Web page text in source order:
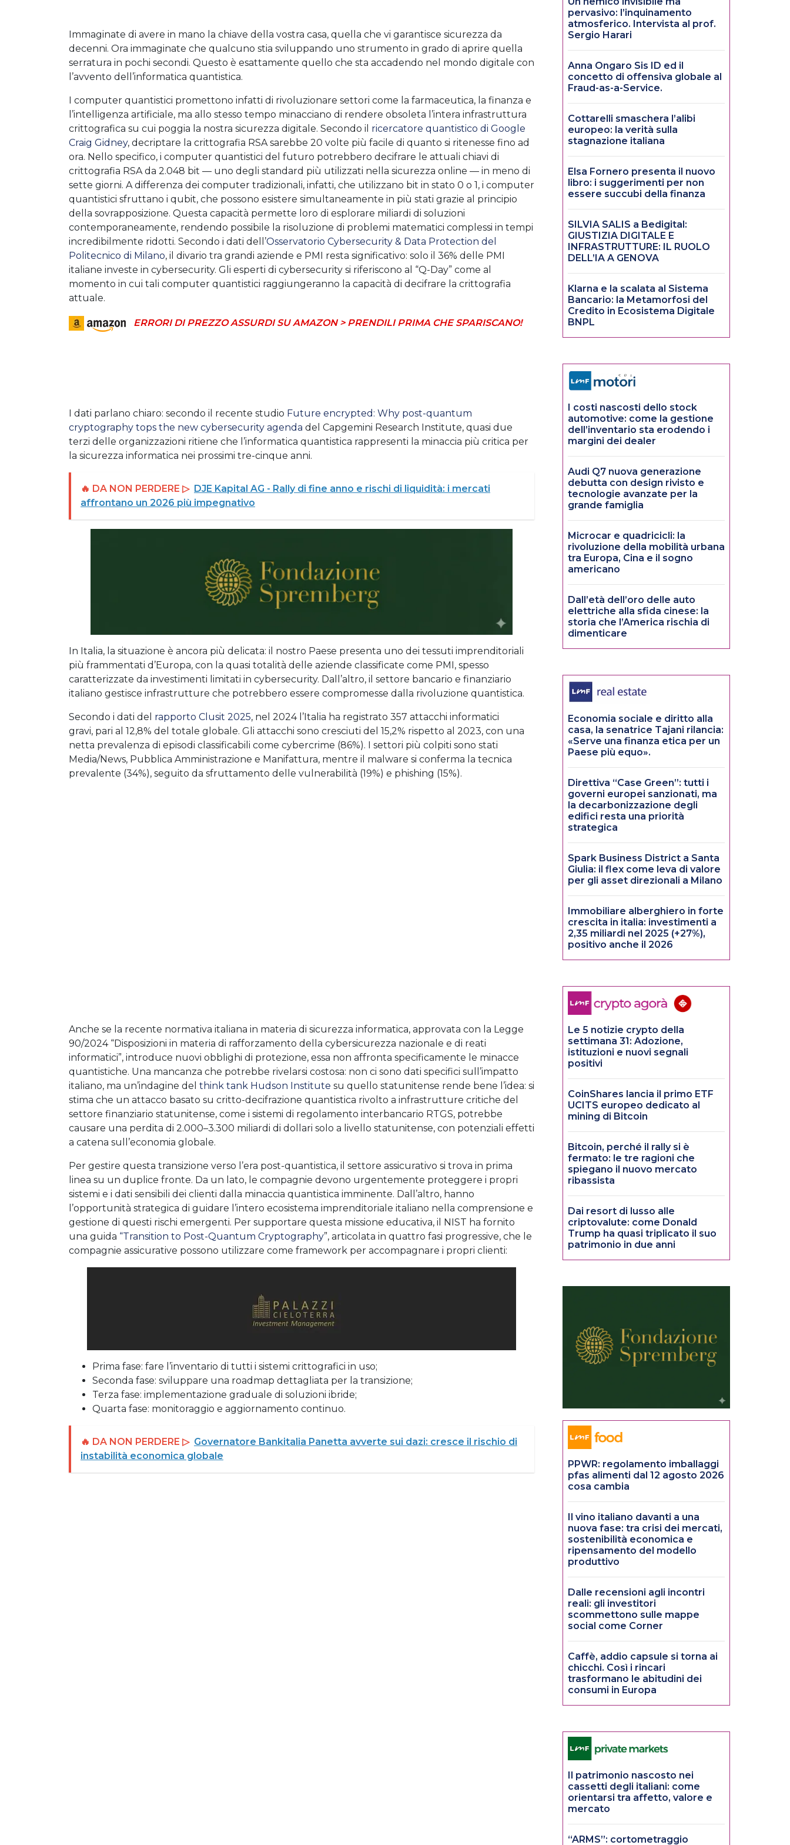
Immaginate di avere in mano la chiave della vostra casa, quella che vi garantisce sicurezza da
decenni. Ora immaginate che qualcuno stia sviluppando uno strumento in grado di aprire quella
serratura in pochi secondi. Questo è esattamente quello che sta accadendo nel mondo digitale con
l’avvento dell’informatica quantistica.
I computer quantistici promettono infatti di rivoluzionare settori come la farmaceutica, la finanza e
l’intelligenza artificiale, ma allo stesso tempo minacciano di rendere obsoleta l’intera infrastruttura
crittografica su cui poggia la nostra sicurezza digitale. Secondo il ricercatore quantistico di Google
Craig Gidney, decriptare la crittografia RSA sarebbe 20 volte più facile di quanto si ritenesse fino ad
ora. Nello specifico, i computer quantistici del futuro potrebbero decifrare le attuali chiavi di
crittografia RSA da 2.048 bit — uno degli standard più utilizzati nella sicurezza online — in meno di
sette giorni. A differenza dei computer tradizionali, infatti, che utilizzano bit in stato 0 o 1, i computer
quantistici sfruttano i qubit, che possono esistere simultaneamente in più stati grazie al principio
della sovrapposizione. Questa capacità permette loro di esplorare miliardi di soluzioni
contemporaneamente, rendendo possibile la risoluzione di problemi matematici complessi in tempi
incredibilmente ridotti. Secondo i dati dell’Osservatorio Cybersecurity & Data Protection del
Politecnico di Milano, il divario tra grandi aziende e PMI resta significativo: solo il 36% delle PMI
italiane investe in cybersecurity. Gli esperti di cybersecurity si riferiscono al “Q-Day” come al
momento in cui tali computer quantistici raggiungeranno la capacità di decifrare la crittografia
attuale.
ERRORI DI PREZZO ASSURDI SU AMAZON > PRENDILI PRIMA CHE SPARISCANO!
I dati parlano chiaro: secondo il recente studio Future encrypted: Why post-quantum
cryptography tops the new cybersecurity agenda del Capgemini Research Institute, quasi due
terzi delle organizzazioni ritiene che l’informatica quantistica rappresenti la minaccia più critica per
la sicurezza informatica nei prossimi tre-cinque anni.
🔥 DA NON PERDERE ▷ DJE Kapital AG - Rally di fine anno e rischi di liquidità: i mercati
affrontano un 2026 più impegnativo
In Italia, la situazione è ancora più delicata: il nostro Paese presenta uno dei tessuti imprenditoriali
più frammentati d’Europa, con la quasi totalità delle aziende classificate come PMI, spesso
caratterizzate da investimenti limitati in cybersecurity. Dall’altro, il settore bancario e finanziario
italiano gestisce infrastrutture che potrebbero essere compromesse dalla rivoluzione quantistica.
Secondo i dati del rapporto Clusit 2025, nel 2024 l’Italia ha registrato 357 attacchi informatici
gravi, pari al 12,8% del totale globale. Gli attacchi sono cresciuti del 15,2% rispetto al 2023, con una
netta prevalenza di episodi classificabili come cybercrime (86%). I settori più colpiti sono stati
Media/News, Pubblica Amministrazione e Manifattura, mentre il malware si conferma la tecnica
prevalente (34%), seguito da sfruttamento delle vulnerabilità (19%) e phishing (15%).
Anche se la recente normativa italiana in materia di sicurezza informatica, approvata con la Legge
90/2024 “Disposizioni in materia di rafforzamento della cybersicurezza nazionale e di reati
informatici”, introduce nuovi obblighi di protezione, essa non affronta specificamente le minacce
quantistiche. Una mancanza che potrebbe rivelarsi costosa: non ci sono dati specifici sull’impatto
italiano, ma un’indagine del think tank Hudson Institute su quello statunitense rende bene l’idea: si
stima che un attacco basato su critto-decifrazione quantistica rivolto a infrastrutture critiche del
settore finanziario statunitense, come i sistemi di regolamento interbancario RTGS, potrebbe
causare una perdita di 2.000–3.300 miliardi di dollari solo a livello statunitense, con potenziali effetti
a catena sull’economia globale.
Per gestire questa transizione verso l’era post-quantistica, il settore assicurativo si trova in prima
linea su un duplice fronte. Da un lato, le compagnie devono urgentemente proteggere i propri
sistemi e i dati sensibili dei clienti dalla minaccia quantistica imminente. Dall’altro, hanno
l’opportunità strategica di guidare l’intero ecosistema imprenditoriale italiano nella comprensione e
gestione di questi rischi emergenti. Per supportare questa missione educativa, il NIST ha fornito
una guida “Transition to Post-Quantum Cryptography”, articolata in quattro fasi progressive, che le
compagnie assicurative possono utilizzare come framework per accompagnare i propri clienti:
Prima fase: fare l’inventario di tutti i sistemi crittografici in uso;
Seconda fase: sviluppare una roadmap dettagliata per la transizione;
Terza fase: implementazione graduale di soluzioni ibride;
Quarta fase: monitoraggio e aggiornamento continuo.
🔥 DA NON PERDERE ▷ Governatore Bankitalia Panetta avverte sui dazi: cresce il rischio di
instabilità economica globale
pervasivo: l’inquinamento
atmosferico. Intervista al prof.
Sergio Harari
Anna Ongaro Sis ID ed il
concetto di offensiva globale al
Fraud-as-a-Service.
Cottarelli smaschera l’alibi
europeo: la verità sulla
stagnazione italiana
Elsa Fornero presenta il nuovo
libro: i suggerimenti per non
essere succubi della finanza
SILVIA SALIS a Bedigital:
GIUSTIZIA DIGITALE E
INFRASTRUTTURE: IL RUOLO
DELL’IA A GENOVA
Klarna e la scalata al Sistema
Bancario: la Metamorfosi del
Credito in Ecosistema Digitale
BNPL
I costi nascosti dello stock
automotive: come la gestione
dell’inventario sta erodendo i
margini dei dealer
Audi Q7 nuova generazione
debutta con design rivisto e
tecnologie avanzate per la
grande famiglia
Microcar e quadricicli: la
rivoluzione della mobilità urbana
tra Europa, Cina e il sogno
americano
Dall’età dell’oro delle auto
elettriche alla sfida cinese: la
storia che l’America rischia di
dimenticare
Economia sociale e diritto alla
casa, la senatrice Tajani rilancia:
«Serve una finanza etica per un
Paese più equo».
Direttiva “Case Green”: tutti i
governi europei sanzionati, ma
la decarbonizzazione degli
edifici resta una priorità
strategica
Spark Business District a Santa
Giulia: il flex come leva di valore
per gli asset direzionali a Milano
Immobiliare alberghiero in forte
crescita in italia: investimenti a
2,35 miliardi nel 2025 (+27%),
positivo anche il 2026
Le 5 notizie crypto della
settimana 31: Adozione,
istituzioni e nuovi segnali
positivi
CoinShares lancia il primo ETF
UCITS europeo dedicato al
mining di Bitcoin
Bitcoin, perché il rally si è
fermato: le tre ragioni che
spiegano il nuovo mercato
ribassista
Dai resort di lusso alle
criptovalute: come Donald
Trump ha quasi triplicato il suo
patrimonio in due anni
PPWR: regolamento imballaggi
pfas alimenti dal 12 agosto 2026
cosa cambia
Il vino italiano davanti a una
nuova fase: tra crisi dei mercati,
sostenibilità economica e
ripensamento del modello
produttivo
Dalle recensioni agli incontri
reali: gli investitori
scommettono sulle mappe
social come Corner
Caffè, addio capsule si torna ai
chicchi. Così i rincari
trasformano le abitudini dei
consumi in Europa
Il patrimonio nascosto nei
cassetti degli italiani: come
orientarsi tra affetto, valore e
mercato
“ARMS”: cortometraggio